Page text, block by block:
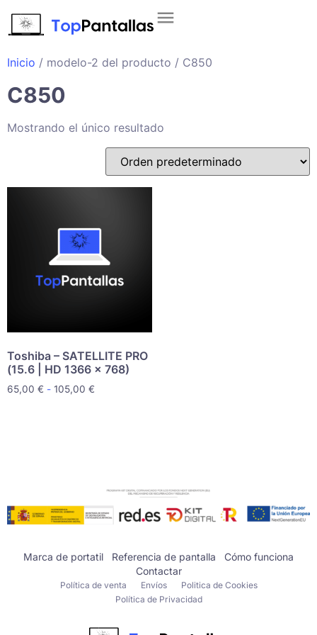
Inicio / modelo-2 del producto / C850
C850
Mostrando el único resultado
Toshiba – SATELLITE PRO
(15.6 | HD 1366 x 768)
65,00 € - 105,00 €
Marca de portatil Referencia de pantalla
Cómo funciona
Contactar
Política de venta Envíos
Politica de Cookies
Política de Privacidad